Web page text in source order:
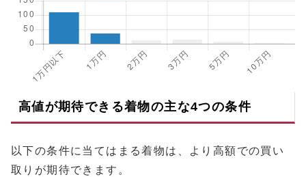
高値が期待できる着物の主な4つの条件
以下の条件に当てはまる着物は、より高額での買い
取りが期待できます。